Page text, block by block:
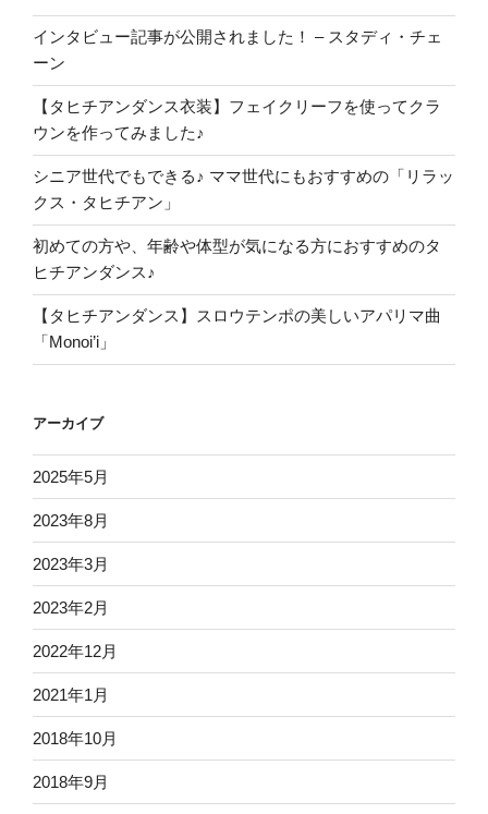
インタビュー記事が公開されました！ – スタディ・チェ
ーン
【タヒチアンダンス衣装】フェイクリーフを使ってクラ
ウンを作ってみました♪
シニア世代でもできる♪ ママ世代にもおすすめの「リラッ
クス・タヒチアン」
初めての方や、年齢や体型が気になる方におすすめのタ
ヒチアンダンス♪
【タヒチアンダンス】スロウテンポの美しいアパリマ曲
「Monoi’i」
アーカイブ
2025年5月
2023年8月
2023年3月
2023年2月
2022年12月
2021年1月
2018年10月
2018年9月